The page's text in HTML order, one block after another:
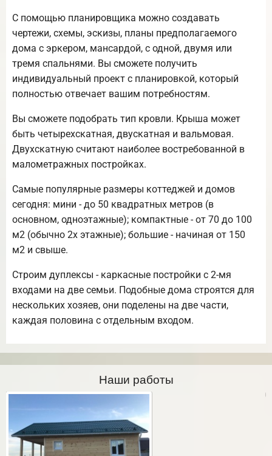
С помощью планировщика можно создавать
чертежи, схемы, эскизы, планы предполагаемого
дома с эркером, мансардой, с одной, двумя или
тремя спальнями. Вы сможете получить
индивидуальный проект с планировкой, который
полностью отвечает вашим потребностям.
Вы сможете подобрать тип кровли. Крыша может
быть четырехскатная, двускатная и вальмовая.
Двухскатную считают наиболее востребованной в
малометражных постройках.
Самые популярные размеры коттеджей и домов
сегодня: мини - до 50 квадратных метров (в
основном, одноэтажные); компактные - от 70 до 100
м2 (обычно 2х этажные); большие - начиная от 150
м2 и свыше.
Строим дуплексы - каркасные постройки с 2-мя
входами на две семьи. Подобные дома строятся для
нескольких хозяев, они поделены на две части,
каждая половина с отдельным входом.
Наши работы